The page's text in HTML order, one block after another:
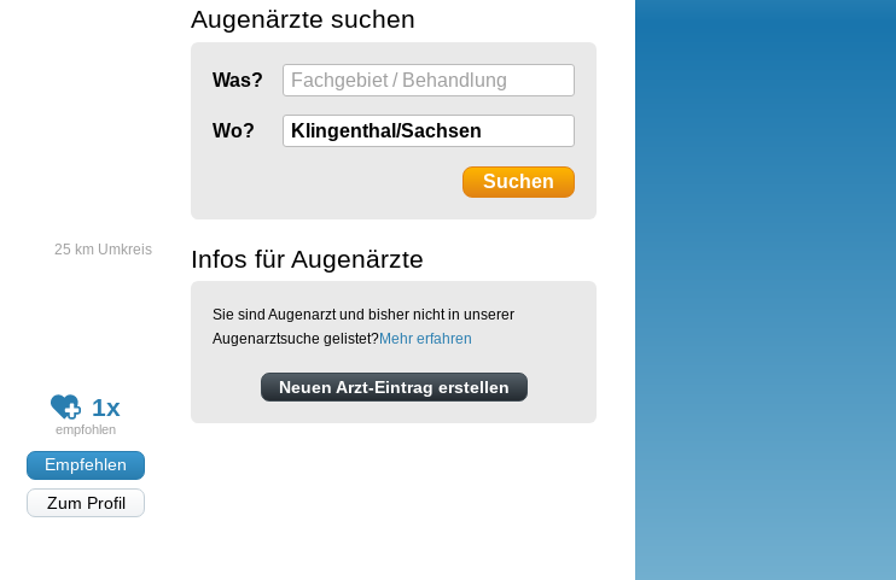
25 km Umkreis
1x
Empfehlen
Zum Profil
Augenärzte suchen
Was?
Wo?
Infos für Augenärzte
Sie sind Augenarzt und bisher nicht in unserer
Augenarztsuche gelistet?Mehr erfahren
Neuen Arzt-Eintrag erstellen